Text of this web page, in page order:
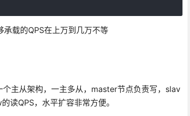
载的QPS在上万到几万不等
主从架构，一主多从，master节点负责写，slav
读QPS，水平扩容非常方便。